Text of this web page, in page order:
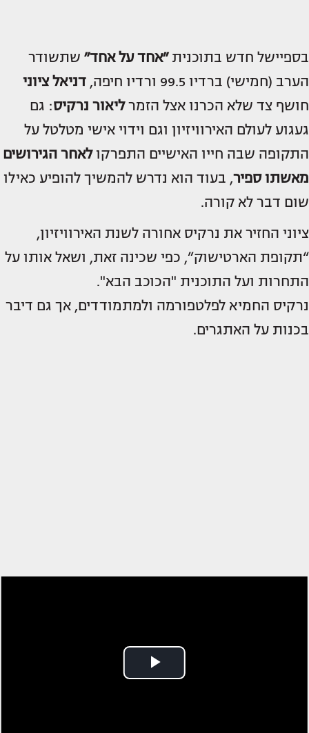
בספיישל חדש בתוכנית״אחד על אחד״ שתשודר
הערב (חמישי) ברדיו 99.5 ורדיו חיפה,
דניאל ציוני
חושף צד שלא הכרנו אצל הזמרליאור נרקיס: גם
געגוע לעולם האירוויזיון וגם וידוי אישי מטלטל על
התקופה שבה חייו האישיים התפרקולאחר הגירושים
מאשתוספיר, בעוד הוא נדרש להמשיך להופיע כאילו
שום דבר לא קורה.
ציוני החזיר את נרקיס אחורה לשנת האירוויזיון,
“תקופת הארטישוק”, כפי שכינה זאת, ושאל אותו על
התחרות ועל התוכנית "הכוכב הבא".
נרקיס החמיא לפלטפורמה ולמתמודדים, אך גם דיבר
בכנות על האתגרים.